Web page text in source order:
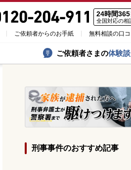
24時間365
全国対応の相
ご依頼者からのお手紙 無料相談の口コ
ご依頼者さまの体験談
刑事事件のおすすめ記事